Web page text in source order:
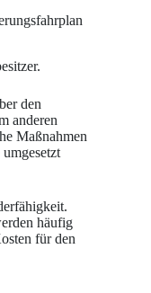
den
anderen
Maßnahmen
häufig
für den